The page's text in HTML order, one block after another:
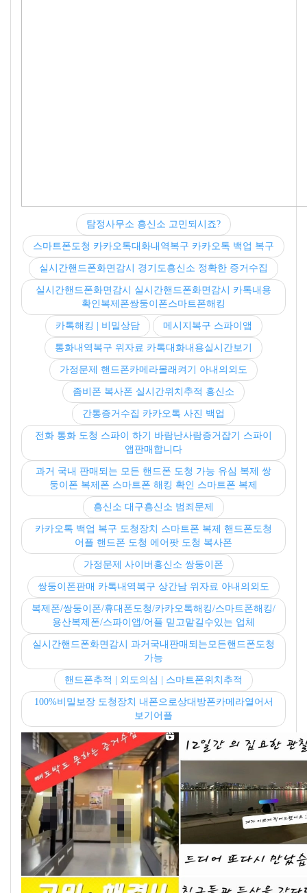
탐정사무소 흥신소 고민되시죠?
스마트폰도청 카카오톡대화내역복구 카카오톡 백업 복구
실시간핸드폰화면감시 경기도흥신소 정확한 증거수집
실시간핸드폰화면감시 실시간핸드폰화면감시 카톡내용
확인복제폰쌍둥이폰스마트폰해킹
카톡해킹 | 비밀상담 메시지복구 스파이앱
통화내역복구 위자료 카톡대화내용실시간보기
가정문제 핸드폰카메라몰래켜기 아내의외도
좀비폰 복사폰 실시간위치추적 흥신소
간통증거수집 카카오톡 사진 백업
전화 통화 도청 스파이 하기 바람난사람증거잡기 스파이
앱판매합니다
과거 국내 판매되는 모든 핸드폰 도청 가능 유심 복제 쌍
둥이폰 복제폰 스마트폰 해킹 확인 스마트폰 복제
흥신소 대구흥신소 범죄문제
카카오톡 백업 복구 도청장치 스마트폰 복제 핸드폰도청
어플 핸드폰 도청 에어팟 도청 복사폰
가정문제 사이버흥신소 쌍둥이폰
쌍둥이폰판매 카톡내역복구 상간남 위자료 아내의외도
복제폰/쌍둥이폰/휴대폰도청/카카오톡해킹/스마트폰해킹/
용산복제폰/스파이앱/어플 믿고맡길수있는 업체
실시간핸드폰화면감시 과거국내판매되는모든핸드폰도청
가능
핸드폰추적 | 외도의심 | 스마트폰위치추적
100%비밀보장 도청장치 내폰으로상대방폰카메라열어서
보기어플